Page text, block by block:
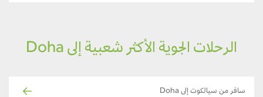
الرحلات الجوية الأكثر شعبية إلى Doha
سافر من سيالكوت إلى Doha